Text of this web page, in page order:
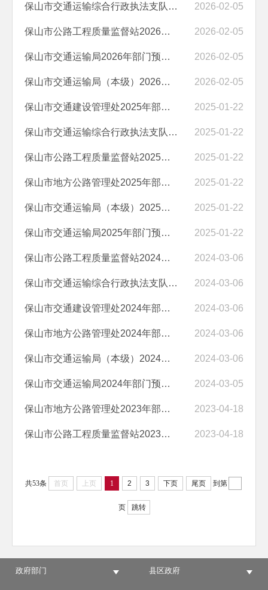
保山市交通运输综合行政执法支队2026年部门预算“三公”经费编制说明 2026-02-05
保山市公路工程质量监督站2026年部门预算“三公”经费编制说明 2026-02-05
保山市交通运输局2026年部门预算“三公”经费编制说明 2026-02-05
保山市交通运输局（本级）2026年部门预算“三公”经费编制说明 2026-02-05
保山市交通建设管理处2025年部门预算 “三公”经费编制说明 2025-01-22
保山市交通运输综合行政执法支队2025年部门预算“三公”经费编制说明 2025-01-22
保山市公路工程质量监督站2025年部门预算“三公”经费编制说明 2025-01-22
保山市地方公路管理处2025年部门预算“三公”经费编制说明 2025-01-22
保山市交通运输局（本级）2025年部门 预算“三公”经费编制说明 2025-01-22
保山市交通运输局2025年部门预算“三公”经费编制说明 2025-01-22
保山市公路工程质量监督站2024年部门预算“三公”经费编制说明 2024-03-06
保山市交通运输综合行政执法支队2024年部门预算“三公”经费编制说明 2024-03-06
保山市交通建设管理处2024年部门预算“三公”经费编制说明 2024-03-06
保山市地方公路管理处2024年部门预算“三公”经费编制说明 2024-03-06
保山市交通运输局（本级）2024年部门预算“三公”经费编制说明 2024-03-06
保山市交通运输局2024年部门预算 “三公”经费编制说明 2024-03-05
保山市地方公路管理处2023年部门预算 “三公”经费编制说明 2023-04-18
保山市公路工程质量监督站2023年部门 预算“三公”经费编制说明 2023-04-18
共53条 首页 上页 1 2 3 下页 尾页 到第
页 跳转
政府部门 县区政府